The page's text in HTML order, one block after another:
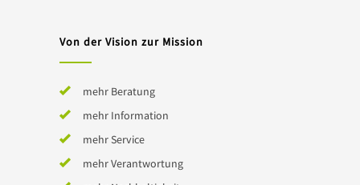
Von der Vision zur Mission
mehr Beratung
mehr Information
mehr Service
mehr Verantwortung